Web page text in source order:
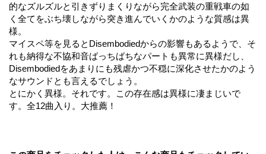
的なズルズルと引きずりまくりながら完全武装の重戦車の如
く全てをぶち壊しながら突き進んでいくかのような質感は異
様。
マイスペ等を見るとDisembodiedからの影響もあるようで、そ
れも納得な不協和音ばっちばちなパートも異常に異様だし、
Disembodiedをあまりにも残虐かつ不穏に深化させたかのよう
なサウンドとも言えるでしょう。
とにかく異様。それです。この存在感は異様に凄まじいで
す。全12曲入り。大推薦！